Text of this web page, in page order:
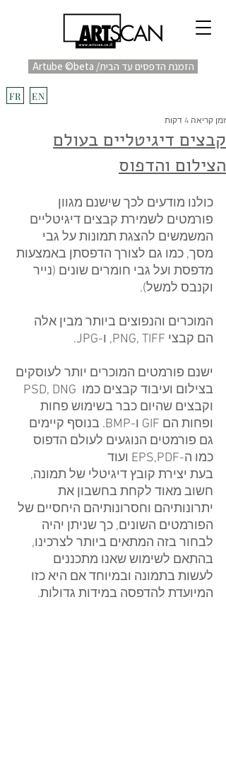
EN
FR
Artube ©beta /הזמנת הדפסים עד הבית
קבצים דיגיטליים בעולם
הצילום והדפוס
זמן קריאה 4 דקות
כולנו מודעים לכך שישנם מגוון
פורמטים לשמירת קבצים דיגיטליים
המשמשים להצגת תמונות על גבי
מסך, כמו גם לצורך הדפסתן באמצעות
מדפסת ועל גבי חומרים שונים (נייר
וקנבס למשל).
המוכרים והנפוצים ביותר מבין אלה
הם קבצי PNG, TIFF, ו-JPG.
ישנם פורמטים המוכרים יותר לעוסקים
וקבצים שהיום כבר בשימוש פחות
ופחות הם GIF ו-BMP. בנוסף קיימים
גם פורמטים הנוגעים לעולם הדפוס
כמו ה-EPS,PDF ועוד
בעת יצירת קובץ דיגיטלי של תמונה,
חשוב מאוד לקחת בחשבון את
יתרונותיהם וחסרונותיהם היחסיים של
הפורמטים השונים, כך שניתן יהיה
לבחור בזה המתאים ביותר לצרכינו,
בהתאם לשימוש שאנו מתכננים
לעשות בתמונה ובמיוחד אם היא כזו
המיועדת להדפסה במידות גדולות.